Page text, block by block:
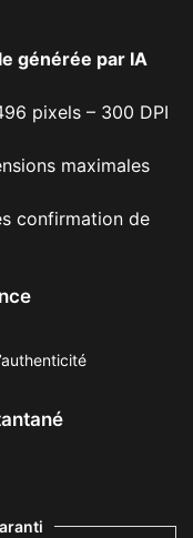
générée par IA
pixels – 300 DPI
maximales
confirmation de